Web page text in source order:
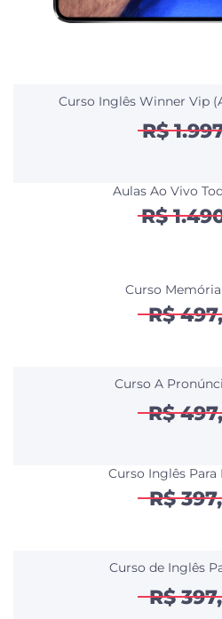
Curso Inglês Winner Vip
R$
Aulas Ao Vivo
R$
Curso
R$
Curso A
R$
Curso Inglês
R$
Curso de Inglês
R$